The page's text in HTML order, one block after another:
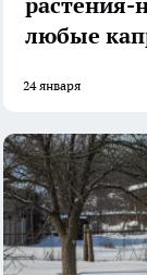
растения-
любые
24 января